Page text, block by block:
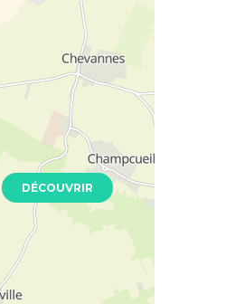
DÉCOUVRIR
Neuf